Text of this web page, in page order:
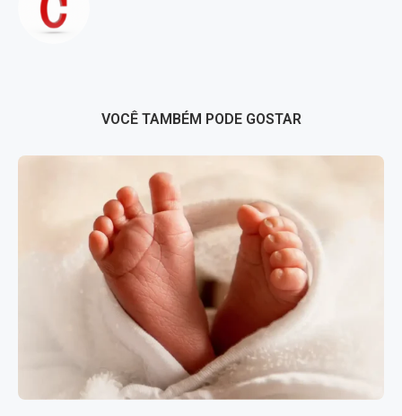
VOCÊ TAMBÉM PODE GOSTAR